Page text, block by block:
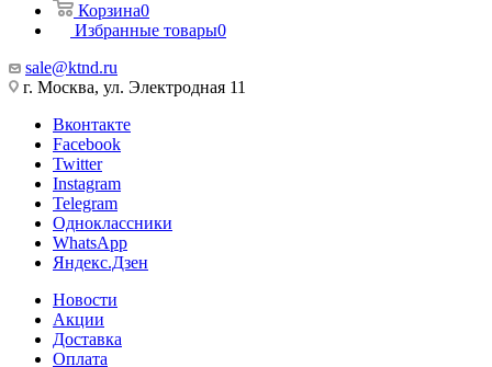
Корзина0
Избранные товары0
sale@ktnd.ru
г. Москва, ул. Электродная 11
Вконтакте
Facebook
Twitter
Instagram
Telegram
Одноклассники
WhatsApp
Яндекс.Дзен
Новости
Акции
Доставка
Оплата